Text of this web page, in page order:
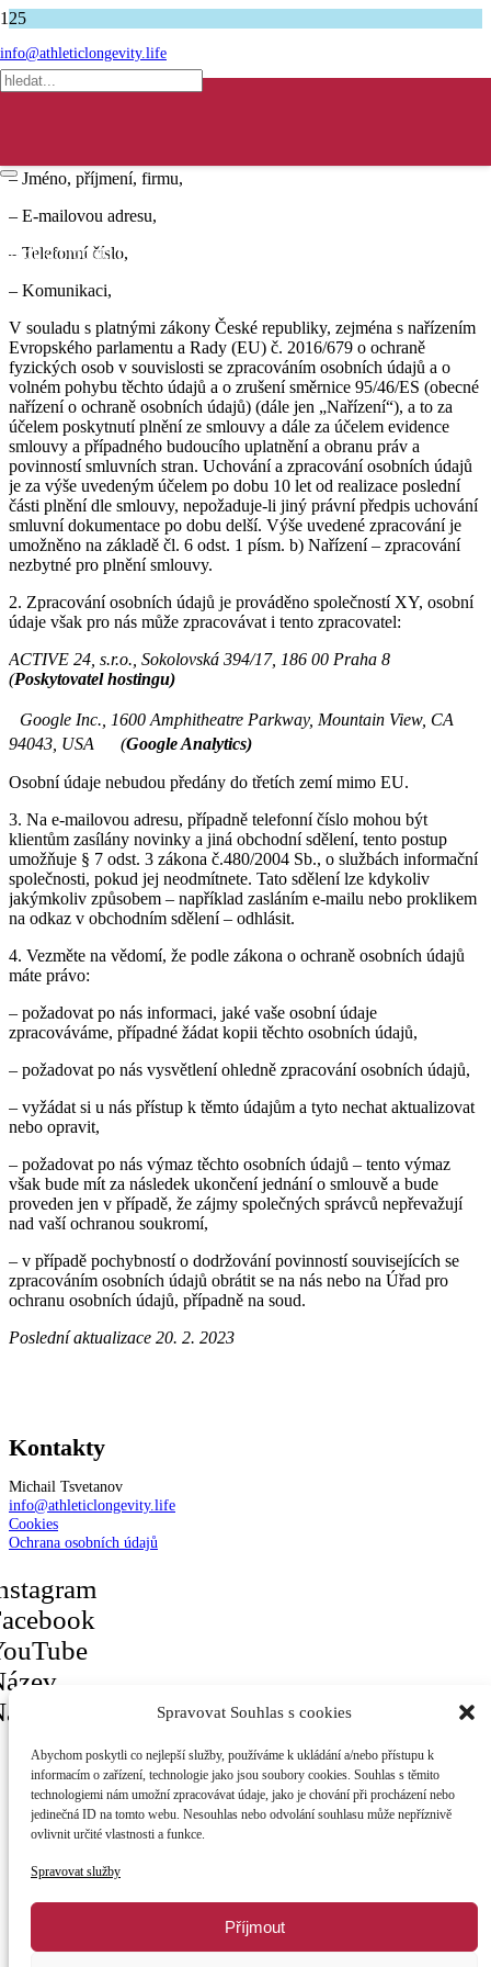
Spravovat Souhlas s cookies
Abychom poskytli co nejlepší služby, používáme k ukládání a/nebo přístupu k
informacím o zařízení, technologie jako jsou soubory cookies. Souhlas s těmito
technologiemi nám umožní zpracovávat údaje, jako je chování při procházení nebo
jedinečná ID na tomto webu. Nesouhlas nebo odvolání souhlasu může nepříznivě
ovlivnit určité vlastnosti a funkce.
Spravovat služby
Příjmout
info@athleticlongevity.life
Produktprodukt byl přidán do košíku.
Ochrana osobních údajů
– Jméno, příjmení, firmu,
– E-mailovou adresu,
– Telefonní číslo,
– Komunikaci,
V souladu s platnými zákony České republiky, zejména s nařízením
Evropského parlamentu a Rady (EU) č. 2016/679 o ochraně
fyzických osob v souvislosti se zpracováním osobních údajů a o
volném pohybu těchto údajů a o zrušení směrnice 95/46/ES (obecné
nařízení o ochraně osobních údajů) (dále jen „Nařízení“), a to za
účelem poskytnutí plnění ze smlouvy a dále za účelem evidence
smlouvy a případného budoucího uplatnění a obranu práv a
povinností smluvních stran. Uchování a zpracování osobních údajů
je za výše uvedeným účelem po dobu 10 let od realizace poslední
části plnění dle smlouvy, nepožaduje-li jiný právní předpis uchování
smluvní dokumentace po dobu delší. Výše uvedené zpracování je
umožněno na základě čl. 6 odst. 1 písm. b) Nařízení – zpracování
nezbytné pro plnění smlouvy.
2. Zpracování osobních údajů je prováděno společností XY, osobní
údaje však pro nás může zpracovávat i tento zpracovatel:
ACTIVE 24, s.r.o., Sokolovská 394/17, 186 00 Praha 8
(Poskytovatel hostingu)
Google Inc., 1600 Amphitheatre Parkway, Mountain View, CA
94043, USA (Google Analytics)
Osobní údaje nebudou předány do třetích zemí mimo EU.
3. Na e-mailovou adresu, případně telefonní číslo mohou být
klientům zasílány novinky a jiná obchodní sdělení, tento postup
umožňuje § 7 odst. 3 zákona č.480/2004 Sb., o službách informační
společnosti, pokud jej neodmítnete. Tato sdělení lze kdykoliv
jakýmkoliv způsobem – například zasláním e-mailu nebo proklikem
na odkaz v obchodním sdělení – odhlásit.
4. Vezměte na vědomí, že podle zákona o ochraně osobních údajů
máte právo:
– požadovat po nás informaci, jaké vaše osobní údaje
zpracováváme, případné žádat kopii těchto osobních údajů,
– požadovat po nás vysvětlení ohledně zpracování osobních údajů,
– vyžádat si u nás přístup k těmto údajům a tyto nechat aktualizovat
nebo opravit,
– požadovat po nás výmaz těchto osobních údajů – tento výmaz
však bude mít za následek ukončení jednání o smlouvě a bude
proveden jen v případě, že zájmy společných správců nepřevažují
nad vaší ochranou soukromí,
– v případě pochybností o dodržování povinností souvisejících se
zpracováním osobních údajů obrátit se na nás nebo na Úřad pro
ochranu osobních údajů, případně na soud.
Poslední aktualizace 20. 2. 2023
Kontakty
Michail Tsvetanov
info@athleticlongevity.life
Cookies
Ochrana osobních údajů
Odkazy
Podcast archiv
Blog